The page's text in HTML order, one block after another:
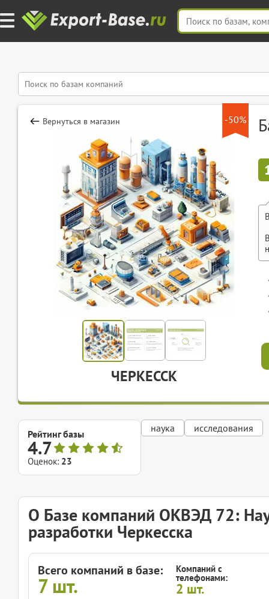
-50%
Вернуться в магазин
ЧЕРКЕССК
Рейтинг базы
4.7
Оценок: 23
наука исследования
О Базе компаний ОКВЭД 72:
разработки Черкесска
Всего компаний в базе:
7шт.
Компаний с
телефонами:
2 шт.